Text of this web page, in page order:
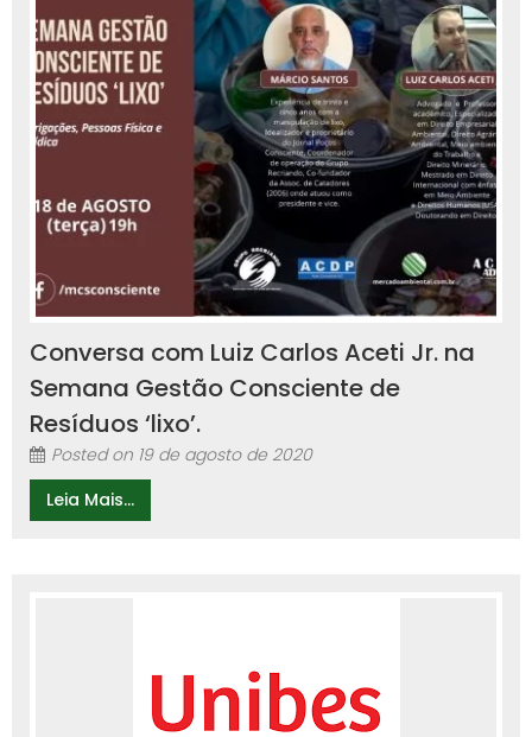
Conversa com Luiz Carlos Aceti Jr. na
Semana Gestão Consciente de
Resíduos ‘lixo’.
Posted on 19 de agosto de 2020
Leia Mais...